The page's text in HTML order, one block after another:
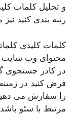
و تحلیل کلمات
رتبه بندی کنید
کلمات کلیدی
محتوای وب سایت
در کادر جستجوی
فرض کنید در
را سفارش می
مرتبط با سئو